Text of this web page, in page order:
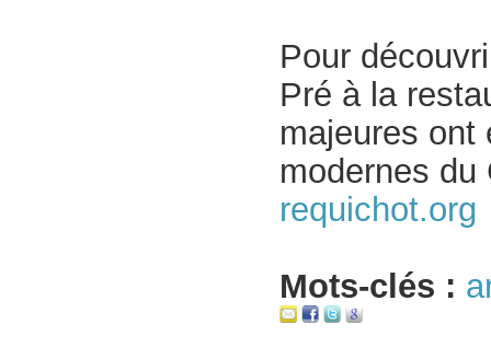
Pour
Pré à la
majeures ont
modernes
requichot.org
Mots-clés :